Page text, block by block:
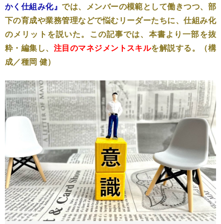
かく仕組み化』では、メンバーの模範として働きつつ、部
下の育成や業務管理などで悩むリーダーたちに、仕組み化
のメリットを説いた。この記事では、本書より一部を抜
粋・編集し、 注目のマネジメントスキルを解説する。（構
成／種岡 健）